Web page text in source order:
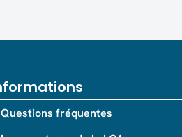
Questions fréquentes